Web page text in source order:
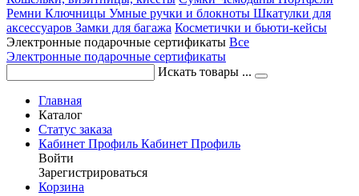
Ремни Ключницы Умные ручки и блокноты Шкатулки для
аксессуаров Замки для багажа Косметички и бьюти-кейсы
Электронные подарочные сертификаты Все
Электронные подарочные сертификаты
Искать товары ...
Главная
Каталог
Статус заказа
Кабинет Профиль Кабинет Профиль
Войти
Зарегистрироваться
Корзина